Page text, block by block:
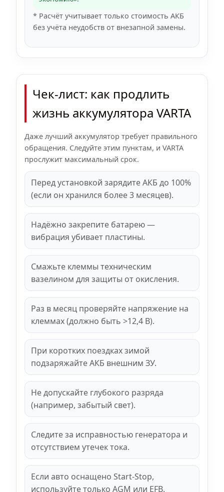
* Расчёт учитывает только стоимость АКБ
без учёта неудобств от внезапной замены.
Чек-лист: как продлить
жизнь аккумулятора VARTA
Даже лучший аккумулятор требует правильного
обращения. Следуйте этим пунктам, и VARTA
прослужит максимальный срок.
Перед установкой зарядите АКБ до 100%
(если он хранился более 3 месяцев).
Надёжно закрепите батарею —
вибрация убивает пластины.
Смажьте клеммы техническим
вазелином для защиты от окисления.
Раз в месяц проверяйте напряжение на
клеммах (должно быть >12,4 В).
При коротких поездках зимой
подзаряжайте АКБ внешним ЗУ.
Не допускайте глубокого разряда
(например, забытый свет).
Следите за исправностью генератора и
отсутствием утечек тока.
Если авто оснащено Start-Stop,
используйте только AGM или EFB.